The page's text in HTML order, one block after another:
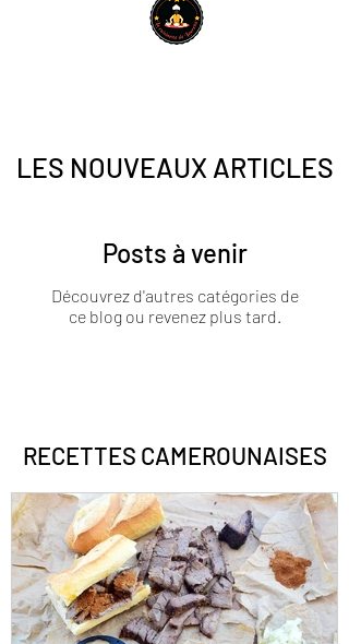
LES NOUVEAUX ARTICLES
Posts à venir
Découvrez d'autres catégories de
ce blog ou revenez plus tard.
RECETTES CAMEROUNAISES